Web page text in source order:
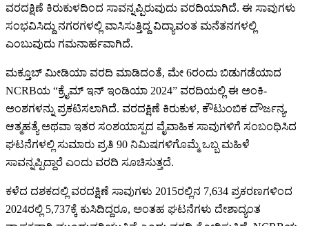
ವರದಕ್ಷಿಣೆ ಕಿರುಕುಳದಿಂದ ಸಾವನ್ನಪ್ಪಿರುವುದು ವರದಿಯಾಗಿದೆ. ಈ ಸಾವುಗಳು
ಸಂಭವಿಸಿದ್ದು ನಗರಗಳಲ್ಲಿ ವಾಸಿಸುತ್ತಿದ್ದ ವಿದ್ಯಾವಂತ ಮನೆತನಗಳಲ್ಲಿ
ಎಂಬುವುದು ಗಮನಾರ್ಹವಾಗಿದೆ.
ಮಕ್ತೂಬ್ ಮೀಡಿಯಾ ವರದಿ ಮಾಡಿದಂತೆ, ಮೇ 6ರಂದು ಬಿಡುಗಡೆಯಾದ
NCRBಯ “ಕ್ರೈಮ್ ಇನ್ ಇಂಡಿಯಾ 2024” ವರದಿಯಲ್ಲಿ ಈ ಅಂಕಿ-
ಅಂಶಗಳನ್ನು ಪ್ರಕಟಿಸಲಾಗಿದೆ. ವರದಕ್ಷಿಣೆ ಕಿರುಕುಳ, ಕೌಟುಂಬಿಕ ದೌರ್ಜನ್ಯ,
ಆತ್ಮಹತ್ಯೆ ಅಥವಾ ಇತರ ಸಂಶಯಾಸ್ಪದ ವೈವಾಹಿಕ ಸಾವುಗಳಿಗೆ ಸಂಬಂಧಿಸಿದ
ಘಟನೆಗಳಲ್ಲಿ ಸುಮಾರು ಪ್ರತಿ 90 ನಿಮಿಷಗಳಿಗೊಮ್ಮೆ ಒಬ್ಬ ಮಹಿಳೆ
ಸಾವನ್ನಪ್ಪಿದ್ದಾರೆ ಎಂದು ವರದಿ ಸೂಚಿಸುತ್ತದೆ.
ಕಳೆದ ದಶಕದಲ್ಲಿ ವರದಕ್ಷಿಣೆ ಸಾವುಗಳು 2015ರಲ್ಲಿನ 7,634 ಪ್ರಕರಣಗಳಿಂದ
2024ರಲ್ಲಿ 5,737ಕ್ಕೆ ಕುಸಿದಿದ್ದರೂ, ಅಂತಹ ಘಟನೆಗಳು ದೇಶಾದ್ಯಂತ